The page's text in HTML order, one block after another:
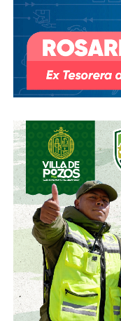
concesión, hasta el
También lee:
El Realito